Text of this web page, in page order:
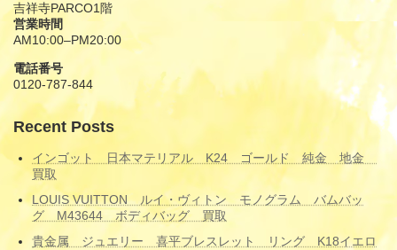
吉祥寺PARCO1階
営業時間
AM10:00–PM20:00
電話番号
0120-787-844
Recent Posts
インゴット 日本マテリアル K24 ゴールド 純金 地金
買取
LOUIS VUITTON ルイ・ヴィトン モノグラム バムバッ
グ M43644 ボディバッグ 買取
貴金属 ジュエリー 喜平ブレスレット リング K18イエロ